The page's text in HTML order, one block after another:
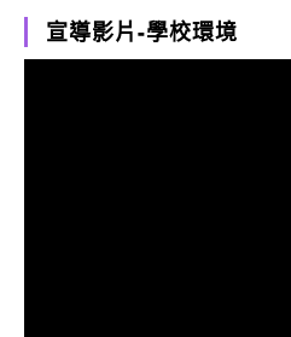
宣導影片-學校環境